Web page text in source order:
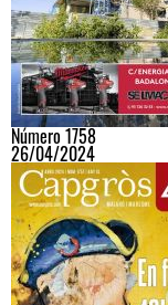
Número 1758
26/04/2024